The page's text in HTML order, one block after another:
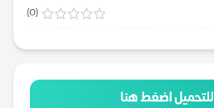
(0)
للتحميل اضغط هنا